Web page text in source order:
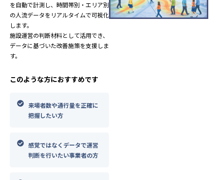
を自動で計測し、時間帯別・エリア別
の人流データをリアルタイムで可視化
します。
施設運営の判断材料として活用でき、
データに基づいた改善施策を支援しま
す。
このような方におすすめです
来場者数や通行量を正確に
把握したい方
感覚ではなくデータで運営
判断を行いたい事業者の方